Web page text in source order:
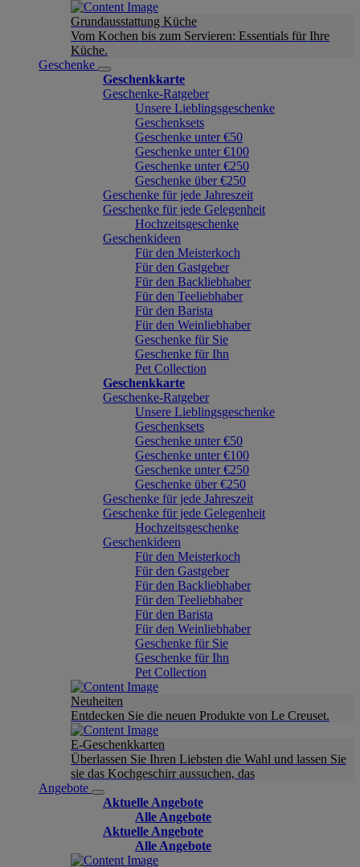
Grundausstattung Küche
Vom Kochen bis zum Servieren: Essentials für Ihre
Küche.
Geschenke
Geschenkkarte
Geschenke-Ratgeber
Unsere Lieblingsgeschenke
Geschenksets
Geschenke unter €50
Geschenke unter €100
Geschenke unter €250
Geschenke über €250
Geschenke für jede Jahreszeit
Geschenke für jede Gelegenheit
Hochzeitsgeschenke
Geschenkideen
Für den Meisterkoch
Für den Gastgeber
Für den Backliebhaber
Für den Teeliebhaber
Für den Barista
Für den Weinliebhaber
Geschenke für Sie
Geschenke für Ihn
Pet Collection
Geschenkkarte
Geschenke-Ratgeber
Unsere Lieblingsgeschenke
Geschenksets
Geschenke unter €50
Geschenke unter €100
Geschenke unter €250
Geschenke über €250
Geschenke für jede Jahreszeit
Geschenke für jede Gelegenheit
Hochzeitsgeschenke
Geschenkideen
Für den Meisterkoch
Für den Gastgeber
Für den Backliebhaber
Für den Teeliebhaber
Für den Barista
Für den Weinliebhaber
Geschenke für Sie
Geschenke für Ihn
Pet Collection
Neuheiten
Entdecken Sie die neuen Produkte von Le Creuset.
E-Geschenkkarten
Überlassen Sie Ihren Liebsten die Wahl und lassen Sie
sie das Kochgeschirr aussuchen, das
Angebote
Aktuelle Angebote
Alle Angebote
Aktuelle Angebote
Alle Angebote